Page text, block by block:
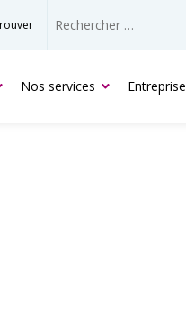
Nos services Entreprise